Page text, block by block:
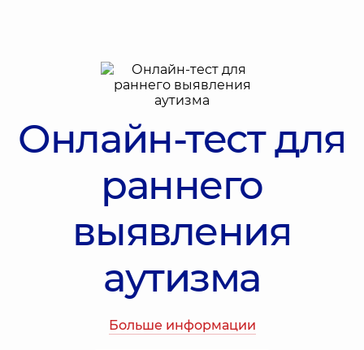
Онлайн-тест для
раннего
выявления
аутизма
Больше информации